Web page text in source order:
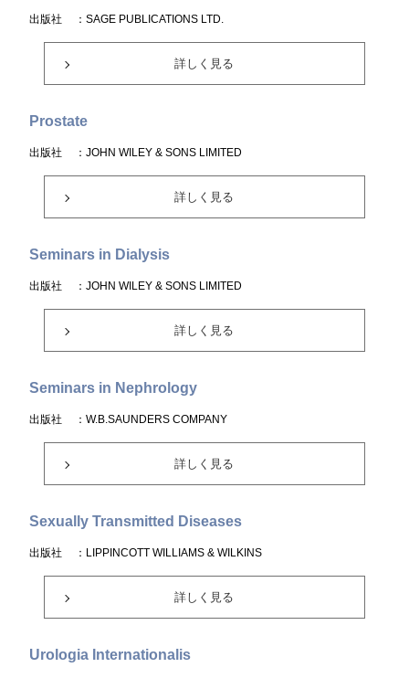
出版社 ：SAGE PUBLICATIONS LTD.
詳しく見る
Prostate
出版社 ：JOHN WILEY & SONS LIMITED
詳しく見る
Seminars in Dialysis
出版社 ：JOHN WILEY & SONS LIMITED
詳しく見る
Seminars in Nephrology
出版社 ：W.B.SAUNDERS COMPANY
詳しく見る
Sexually Transmitted Diseases
出版社 ：LIPPINCOTT WILLIAMS & WILKINS
詳しく見る
Urologia Internationalis